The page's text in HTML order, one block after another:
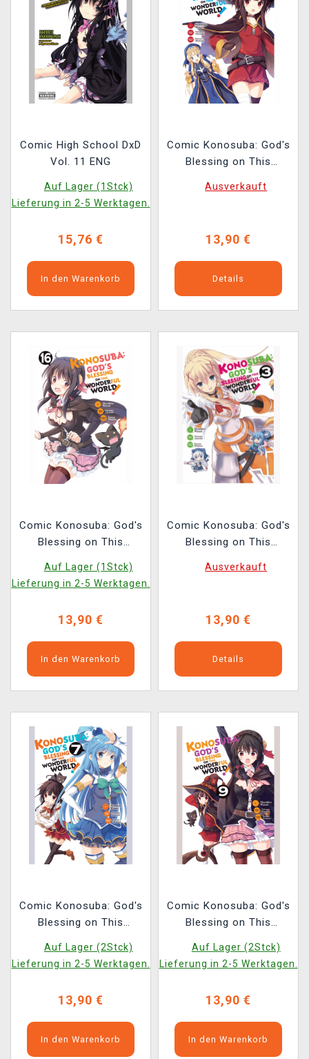
Comic High School DxD
Vol. 11 ENG
Auf Lager (1Stck)
Lieferung in 2-5 Werktagen.
15,76 €
In den Warenkorb
Comic Konosuba: God's
Blessing on This
15 ENG
Ausverkauft
13,90 €
Details
Comic Konosuba: God's
Blessing on This
16 ENG
Auf Lager (1Stck)
Lieferung in 2-5 Werktagen.
13,90 €
In den Warenkorb
Comic Konosuba: God's
Blessing on This
ENG
Ausverkauft
13,90 €
Details
Comic Konosuba: God's
Blessing on This
ENG
Auf Lager (2Stck)
Lieferung in 2-5 Werktagen.
13,90 €
In den Warenkorb
Comic Konosuba: God's
Blessing on This
ENG
Auf Lager (2Stck)
Lieferung in 2-5 Werktagen.
13,90 €
In den Warenkorb